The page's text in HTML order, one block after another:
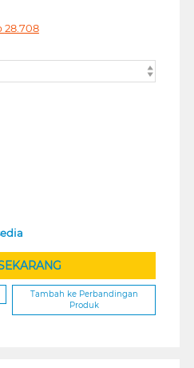
28.708
Tambah ke Perbandingan
Produk